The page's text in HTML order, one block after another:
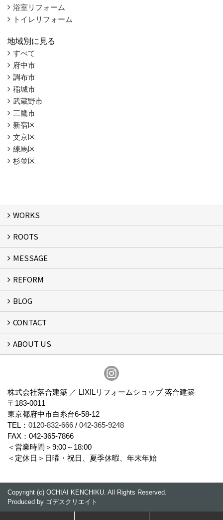
浴室リフォーム
トイレリフォーム
地域別に見る
すべて
府中市
調布市
稲城市
武蔵野市
三鷹市
新宿区
文京区
練馬区
杉並区
WORKS
WORKS
ROOTS
ROOTS
MESSAGE
MESSAGE
FLOW
REFORM
リフォーム
BLOG
スタッフブログ
CONTACT
フォームで問い合わせる
ABOUT US
株式会社落合建築 ／ LIXILリフォームショップ 落合建築
〒183-0011
東京都府中市白糸台6-58-12
TEL： 0120-832-666 / 042-365-9248
FAX：042-365-7866
＜営業時間＞9:00～18:00
＜定休日＞日曜・祝日、夏季休暇、年末年始
Copyright (c) OCHIAI KENCHIKU. All Rights Reserved.
Produced by ゴデスクリエイト